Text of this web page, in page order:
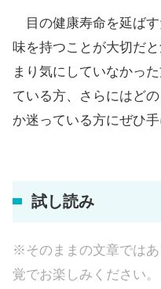
目の健康寿命を延ば
味を持つことが大切だ
まり気にしていなかっ
ている方、さらにはど
か迷っている方にぜひ
試し読み
※そのままの文章では
覚でお楽しみください。